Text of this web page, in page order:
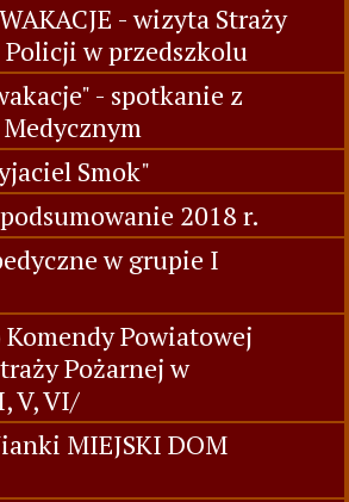
- wizyta Straży
Policji w przedszkolu
- spotkanie z
Smok"
2018 r.
w grupie I
Powiatowej
Pożarnej w
V, VI/
MIEJSKI DOM